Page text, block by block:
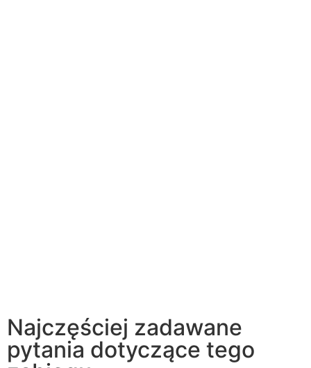
Najczęściej zadawane
pytania dotyczące tego